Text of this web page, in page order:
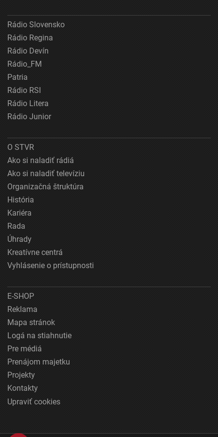
Rádio Slovensko
Rádio Regina
Rádio Devín
Rádio_FM
Patria
Rádio RSI
Rádio Litera
Rádio Junior
O STVR
Ako si naladiť rádiá
Ako si naladiť televíziu
Organizačná štruktúra
História
Kariéra
Rada
Úhrady
Kreatívne centrá
Vyhlásenie o prístupnosti
E-SHOP
Reklama
Mapa stránok
Logá na stiahnutie
Pre médiá
Prenájom majetku
Projekty
Kontakty
Upraviť cookies